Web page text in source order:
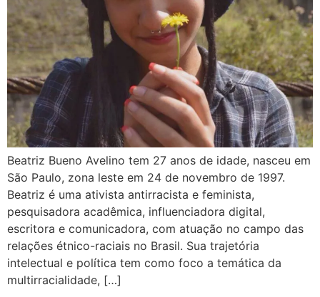
Beatriz Bueno Avelino tem 27 anos de idade, nasceu em
São Paulo, zona leste em 24 de novembro de 1997.
Beatriz é uma ativista antirracista e feminista,
pesquisadora acadêmica, influenciadora digital,
escritora e comunicadora, com atuação no campo das
relações étnico-raciais no Brasil. Sua trajetória
intelectual e política tem como foco a temática da
multirracialidade, […]